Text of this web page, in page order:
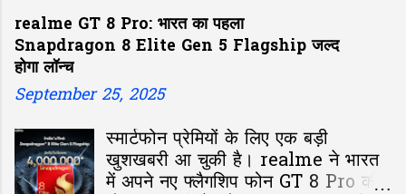
realme GT 8 Pro: भारत का पहला
Snapdragon 8 Elite Gen 5 Flagship जल्द
होगा लॉन्च
September 25, 2025
स्मार्टफोन प्रेमियों के लिए एक बड़ी
खुशखबरी आ चुकी है। realme ने भारत
में अपने नए फ्लैगशिप फोन GT 8 Pro की